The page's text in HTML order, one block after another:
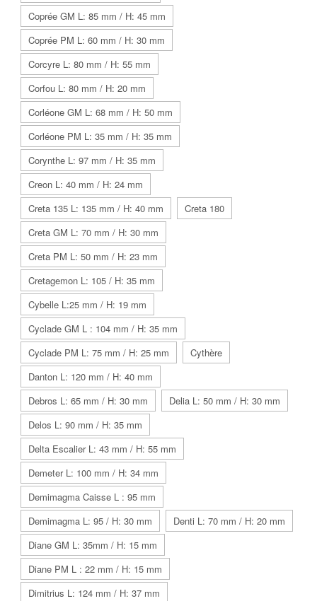
Coprée GM L: 85 mm / H: 45 mm
Coprée PM L: 60 mm / H: 30 mm
Corcyre L: 80 mm / H: 55 mm
Corfou L: 80 mm / H: 20 mm
Corléone GM L: 68 mm / H: 50 mm
Corléone PM L: 35 mm / H: 35 mm
Corynthe L: 97 mm / H: 35 mm
Creon L: 40 mm / H: 24 mm
Creta 135 L: 135 mm / H: 40 mm
Creta 180
Creta GM L: 70 mm / H: 30 mm
Creta PM L: 50 mm / H: 23 mm
Cretagemon L: 105 / H: 35 mm
Cybelle L:25 mm / H: 19 mm
Cyclade GM L : 104 mm / H: 35 mm
Cyclade PM L: 75 mm / H: 25 mm
Cythère
Danton L: 120 mm / H: 40 mm
Debros L: 65 mm / H: 30 mm
Delia L: 50 mm / H: 30 mm
Delos L: 90 mm / H: 35 mm
Delta Escalier L: 43 mm / H: 55 mm
Demeter L: 100 mm / H: 34 mm
Demimagma Caisse L : 95 mm
Demimagma L: 95 / H: 30 mm
Denti L: 70 mm / H: 20 mm
Diane GM L: 35mm / H: 15 mm
Diane PM L : 22 mm / H: 15 mm
Dimitrius L: 124 mm / H: 37 mm